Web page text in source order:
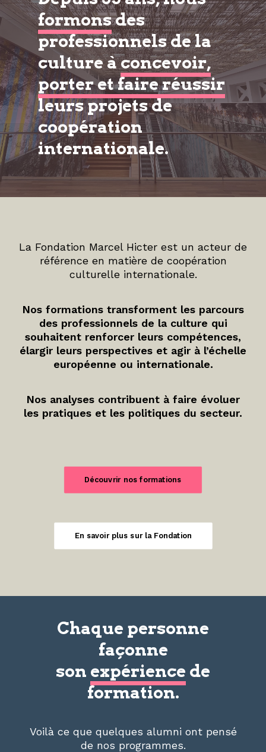
formonsdes
professionnels de la
culture àconcevoir,
porter et faire réussir
leurs projets de
coopération
internationale.
La Fondation Marcel Hicter est un acteur de
référence en matière de coopération
culturelle internationale.
Nos formations transforment les parcours
des professionnels de la culture qui
souhaitent renforcer leurs compétences,
élargir leurs perspectives et agir à l’échelle
européenne ou internationale.
Nos analyses contribuent à faire évoluer
les pratiques et les politiques du secteur.
Découvrir nos formations
En savoir plus sur la Fondation
Chaque personne
façonne
son expérience de
formation.
Voilà ce que quelques alumni ont pensé
de nos programmes.